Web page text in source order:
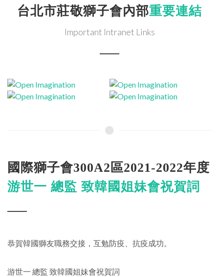
台北市莊敬獅子會內部重要連結
Important Intranet Links
國際獅子會300A2區2021-2022年度
游世一 總監 致韓國姐妹會祝賀詞
恭賀韓國獅友職務交接，互勉防疫、抗疫成功。
游世一 總監 致韓國姐妹會祝賀詞